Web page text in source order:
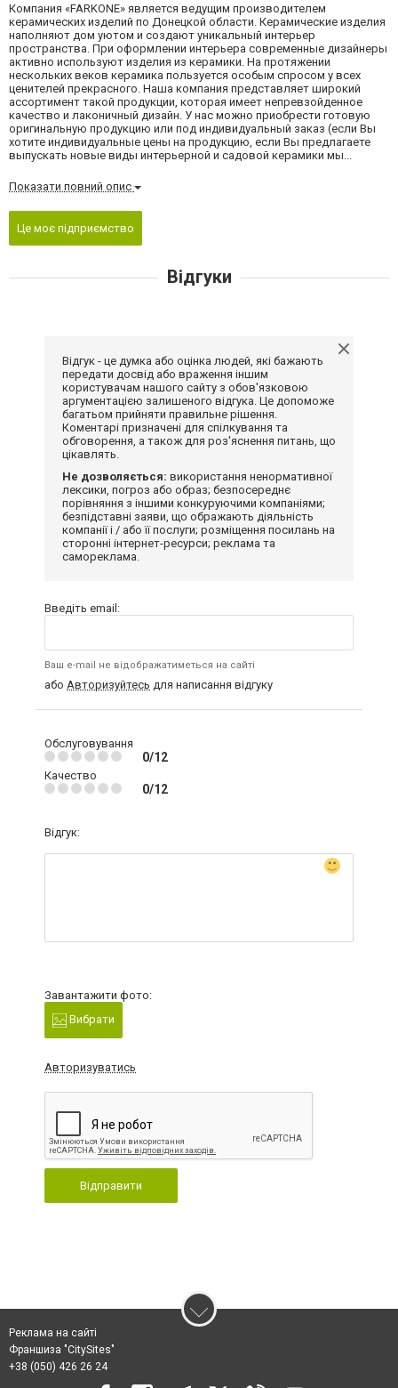
Компания «FARKONE» является ведущим производителем
керамических изделий по Донецкой области. Керамические изделия
наполняют дом уютом и создают уникальный интерьер
пространства. При оформлении интерьера современные дизайнеры
активно используют изделия из керамики. На протяжении
нескольких веков керамика пользуется особым спросом у всех
ценителей прекрасного. Наша компания представляет широкий
ассортимент такой продукции, которая имеет непревзойденное
качество и лаконичный дизайн. У нас можно приобрести готовую
оригинальную продукцию или под индивидуальный заказ (если Вы
хотите индивидуальные цены на продукцию, если Вы предлагаете
выпускать новые виды интерьерной и садовой керамики мы...
Показати повний опис
Це моє підприємство
Відгуки
Відгук - це думка або оцінка людей, які бажають
передати досвід або враження іншим
користувачам нашого сайту з обов'язковою
аргументацією залишеного відгука. Це допоможе
багатьом прийняти правильне рішення.
Коментарі призначені для спілкування та
обговорення, а також для роз'яснення питань, що
цікавлять.
Не дозволяється: використання ненормативної
лексики, погроз або образ; безпосереднє
порівняння з іншими конкуруючими компаніями;
безпідставні заяви, що ображають діяльність
компанії і / або її послуги; розміщення посилань на
сторонні інтернет-ресурси; реклама та
самореклама.
Введіть email:
Ваш e-mail не відображатиметься на сайті
або Авторизуйтесь для написання відгуку
Обслуговування
0/12
Качество
0/12
Відгук:
Завантажити фото:
Вибрати
Авторизуватись
Відправити
Реклама на сайті
Франшиза "CitySites"
+38 (050) 426 26 24